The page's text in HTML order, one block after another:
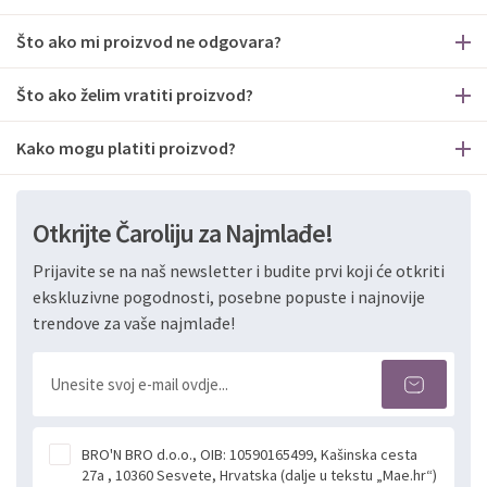
Što ako mi proizvod ne odgovara?
Što ako želim vratiti proizvod?
Kako mogu platiti proizvod?
Otkrijte Čaroliju za Najmlađe!
Prijavite se na naš newsletter i budite prvi koji će otkriti
ekskluzivne pogodnosti, posebne popuste i najnovije
trendove za vaše najmlađe!
BRO'N BRO d.o.o., OIB: 10590165499, Kašinska cesta
27a , 10360 Sesvete, Hrvatska (dalje u tekstu „Mae.hr“)